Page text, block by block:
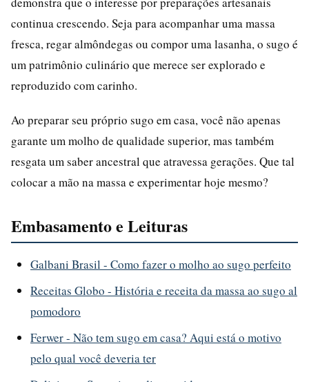
continua crescendo. Seja para acompanhar uma massa
fresca, regar almôndegas ou compor uma lasanha, o sugo é
um patrimônio culinário que merece ser explorado e
reproduzido com carinho.
Ao preparar seu próprio sugo em casa, você não apenas
garante um molho de qualidade superior, mas também
resgata um saber ancestral que atravessa gerações. Que tal
colocar a mão na massa e experimentar hoje mesmo?
Embasamento e Leituras
Galbani Brasil - Como fazer o molho ao sugo perfeito
Receitas Globo - História e receita da massa ao sugo al
pomodoro
Ferwer - Não tem sugo em casa? Aqui está o motivo
pelo qual você deveria ter